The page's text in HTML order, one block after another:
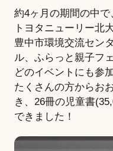
約4ヶ月の期間の中
トヨタニューリー北
豊中市環境交流セン
ル、ふらっと親子フ
どのイベントにも参
たくさんの方からお
き、26冊の児童書
できました！